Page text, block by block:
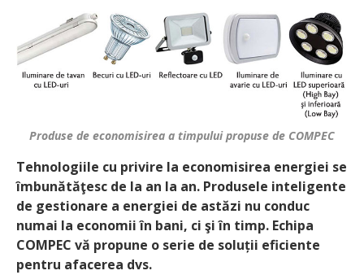
Produse de economisirea a timpului propuse de COMPEC
Tehnologiile cu privire la economisirea energiei se
îmbunătăţesc de la an la an. Produsele inteligente
de gestionare a energiei de astăzi nu conduc
numai la economii în bani, ci şi în timp. Echipa
COMPEC vă propune o serie de soluții eficiente
pentru afacerea dvs.